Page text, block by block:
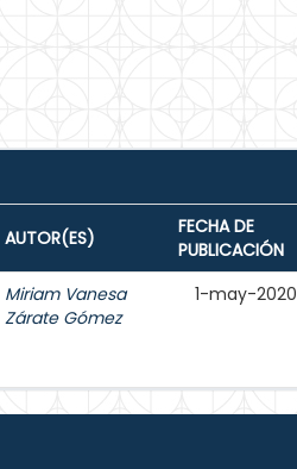
AUTOR(ES)
FECHA DE
PUBLICACIÓN
Miriam Vanesa
Zárate Gómez
1-may-2020